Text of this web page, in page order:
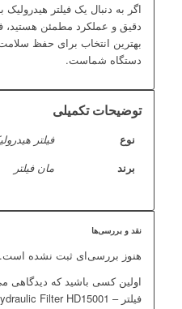
اگر به دنبال یک فیلتر هیدرولیک
دقیق و عملکرد مطمئن هستید،
بهترین انتخاب برای حفظ
دستگاه شماست.
توضیحات تکمیلی
نوع
فیلتر
برند
مان فیلتر
نقد و بررسی‌ها
هنوز بررسی‌ای ثبت نشده است.
اولین کسی باشید که دیدگاهی
فیلتر – Mannfilter Hydraulic Filter HD15001”